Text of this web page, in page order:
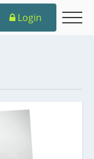
Login